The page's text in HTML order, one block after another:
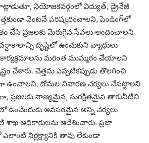
నియోజకవర్గంలో విద్యుత్, డ్రైనేజీ
వెంటనే పరిష్కరించాలని, పెండింగ్‌లో
చేసి ప్రజలకు మెరుగైన సేవలు అందించాలని
దృష్టిలో ఉంచుకుని వ్యాధులు
కార్యక్రమాలను మరింత ముమ్మరం చేయాలని
చేశారు. చెత్తను ఎప్పటికప్పుడు తొలగించి
ఉంచాలని, దోమల నివారణ చర్యలు చేపట్టాలని
ప్రజలకు నాణ్యమైన, సురక్షితమైన తాగునీటిని
ఉంచేందుకు అవసరమైన అన్ని చర్యలు
శాఖ అధికారులను ఆదేశించారు. ప్రజా
నిర్లక్ష్యానికి తావు లేకుండా